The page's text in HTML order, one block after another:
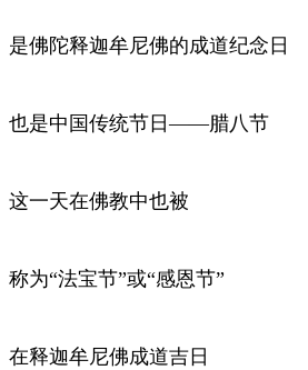
是佛陀释迦牟尼佛的成道纪念日
也是中国传统节日——腊八节
这一天在佛教中也被
称为“法宝节”或“感恩节”
在释迦牟尼佛成道吉日